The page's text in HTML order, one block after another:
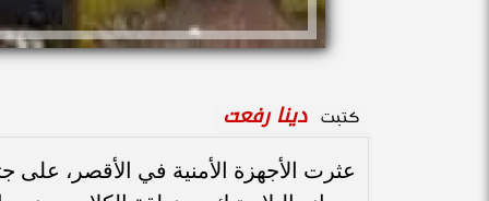
كتبت دينا رفعت
عثرت الأجهزة الأمنية في الأقصر،